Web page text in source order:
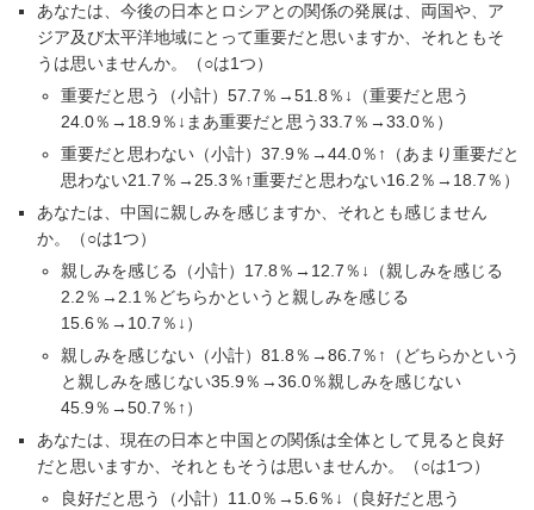
あなたは、今後の日本とロシアとの関係の発展は、両国や、ア
ジア及び太平洋地域にとって重要だと思いますか、それともそ
うは思いませんか。（○は1つ）
重要だと思う（小計）57.7％→51.8％↓（重要だと思う
24.0％→18.9％↓まあ重要だと思う33.7％→33.0％）
重要だと思わない（小計）37.9％→44.0％↑（あまり重要だと
思わない21.7％→25.3％↑重要だと思わない16.2％→18.7％）
あなたは、中国に親しみを感じますか、それとも感じません
か。（○は1つ）
親しみを感じる（小計）17.8％→12.7％↓（親しみを感じる
2.2％→2.1％どちらかというと親しみを感じる
15.6％→10.7％↓）
親しみを感じない（小計）81.8％→86.7％↑（どちらかという
と親しみを感じない35.9％→36.0％親しみを感じない
45.9％→50.7％↑）
あなたは、現在の日本と中国との関係は全体として見ると良好
だと思いますか、それともそうは思いませんか。（○は1つ）
良好だと思う（小計）11.0％→5.6％↓（良好だと思う